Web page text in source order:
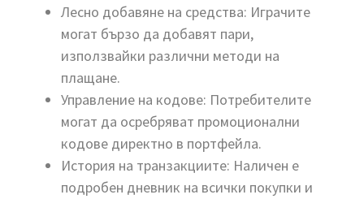
Лесно добавяне на средства: Играчите
могат бързо да добавят пари,
използвайки различни методи на
плащане.
Управление на кодове: Потребителите
могат да осребряват промоционални
кодове директно в портфейла.
История на транзакциите: Наличен е
подробен дневник на всички покупки и